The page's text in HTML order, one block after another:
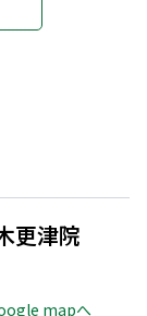
更津院
mapへ